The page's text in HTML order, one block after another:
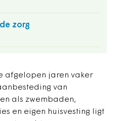
zorg
afgelopen jaren vaker
van
als zwembaden,
en eigen huisvesting ligt